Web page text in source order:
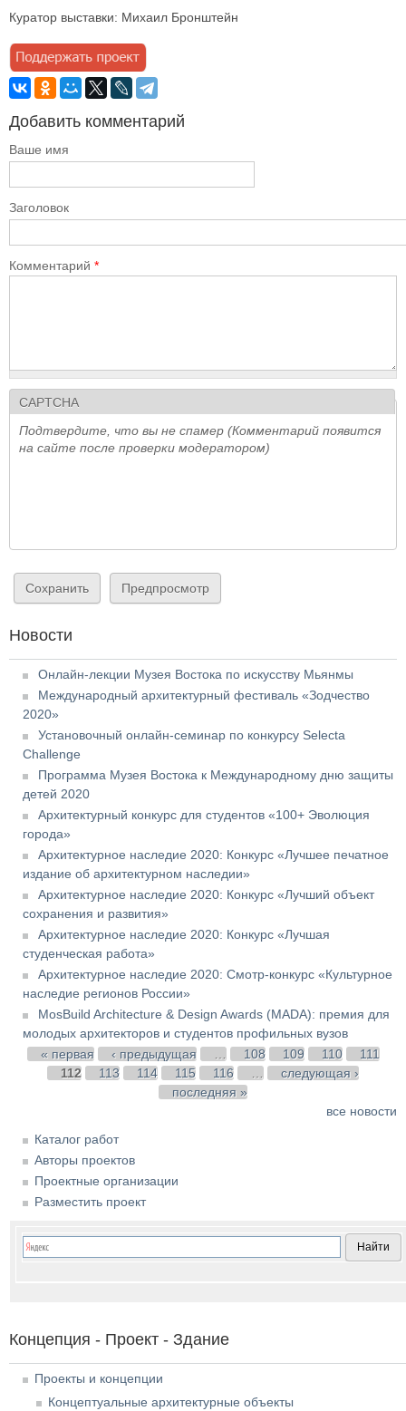
Куратор выставки: Михаил Бронштейн
Добавить комментарий
Ваше имя
Заголовок
Комментарий *
CAPTCHA
Подтвердите, что вы не спамер (Комментарий появится
на сайте после проверки модератором)
Новости
Онлайн-лекции Музея Востока по искусству Мьянмы
Международный архитектурный фестиваль «Зодчество
2020»
Установочный онлайн-семинар по конкурсу Selecta
Challenge
Программа Музея Востока к Международному дню защиты
детей 2020
Архитектурный конкурс для студентов «100+ Эволюция
города»
Архитектурное наследие 2020: Конкурс «Лучшее печатное
издание об архитектурном наследии»
Архитектурное наследие 2020: Конкурс «Лучший объект
сохранения и развития»
Архитектурное наследие 2020: Конкурс «Лучшая
студенческая работа»
Архитектурное наследие 2020: Смотр-конкурс «Культурное
наследие регионов России»
MosBuild Architecture & Design Awards (MADA): премия для
молодых архитекторов и студентов профильных вузов
Страницы
« первая ‹ предыдущая 108 109 110
111
112
113 114 115 116
следующая ›
последняя »
все новости
Каталог работ
Авторы проектов
Проектные организации
Разместить проект
Концепция - Проект - Здание
Проекты и концепции
Концептуальные архитектурные объекты